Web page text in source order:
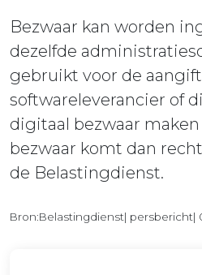
Bezwaar kan worden
dezelfde
gebruikt voor de
softwareleverancier of
digitaal bezwaar
bezwaar komt dan
de Belastingdienst.
Bron:Belastingdienst| persbericht|